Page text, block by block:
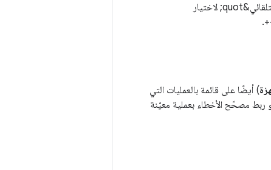
&quot;استوديو Android&quot; تلقائيًا نوع تصحيح الأخطاء &quot;الاكتشاف التلقائي&quot; لاختيار
) أيضًا على قائمة بالعمليات التي
ربط مصحّح الأخطاء بعملية معيّنة